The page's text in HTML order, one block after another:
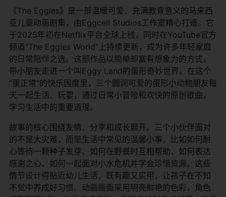
《The Eggies》是一部温暖可爱、充满教育意义的马来西
亚儿童动画剧集，由Eggcell Studios工作室精心打造。它
于2025年初在Netflix平台全球上线，同时在YouTube官方
频道“The Eggies World”上持续更新，成为许多年轻家庭
的日常陪伴之选。这部作品以简单却富有想象力的方式，
带小朋友走进一个叫Eggy Land的蛋形奇妙世界。在这个
“蛋正常”的快乐国度里，三个圆润可爱的蛋形小动物朋友每
天一起生活、玩耍，通过日常小冒险和欢快的原创歌曲，
学习生活中的重要道理。
故事的核心围绕友情、分享和成长展开。三个小伙伴面对
的不是大灾难，而是生活中常见的温馨小事，比如如何耐
心等待一颗种子发芽、如何在野餐时互相帮助、如何表达
感谢之心、如何一起面对小水危机并学会珍惜资源。这些
情节设计得贴近幼儿生活，既有趣又实用，让孩子在不知
不觉中养成好习惯。动画画面采用明亮鲜艳的色彩，角色